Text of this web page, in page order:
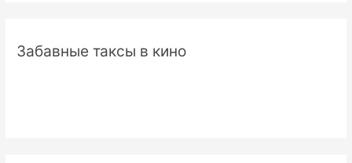
Забавные таксы в кино